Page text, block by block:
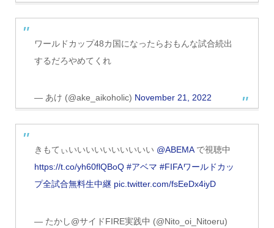
ワールドカップ48カ国になったらおもんな試合続出
するだろやめてくれ
— あけ (@ake_aikoholic) November 21, 2022
きもてぃいいいいいいいいいい @ABEMAで視聴中
https://t.co/yh60flQBoQ #アベマ #FIFAワールドカッ
プ全試合無料生中継 pic.twitter.com/fsEeDx4iyD
— たかし@サイドFIRE実践中 (@Nito_oi_Nitoeru)